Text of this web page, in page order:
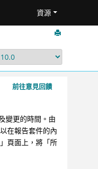
資源
前往意見回饋
變更的時間。由
在報告套件的內
頁面上，將「所